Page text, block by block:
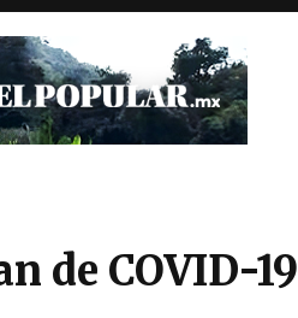
de COVID-19